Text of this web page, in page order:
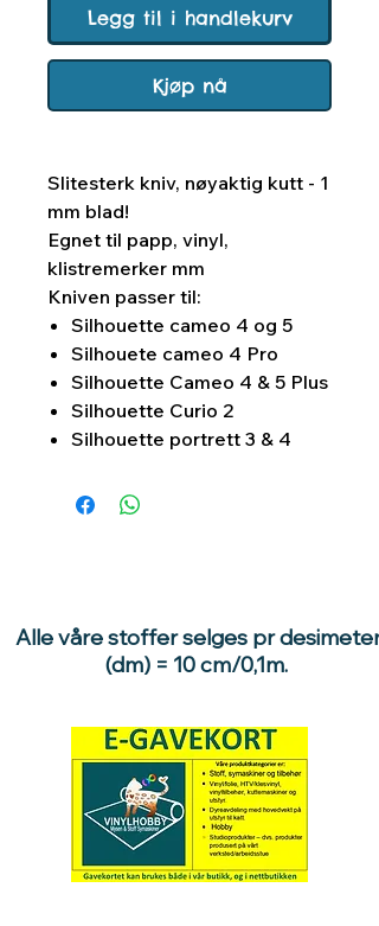
Legg til i handlekurv
Kjøp nå
Slitesterk kniv, nøyaktig kutt - 1
mm blad!
Egnet til papp, vinyl,
klistremerker mm
Kniven passer til:
Silhouette cameo 4 og 5
Silhouete cameo 4 Pro
Silhouette Cameo 4 & 5 Plus
Silhouette Curio 2
Silhouette portrett 3 & 4
Alle våre stoffer selges pr desimeter
(dm) = 10 cm/0,1m.